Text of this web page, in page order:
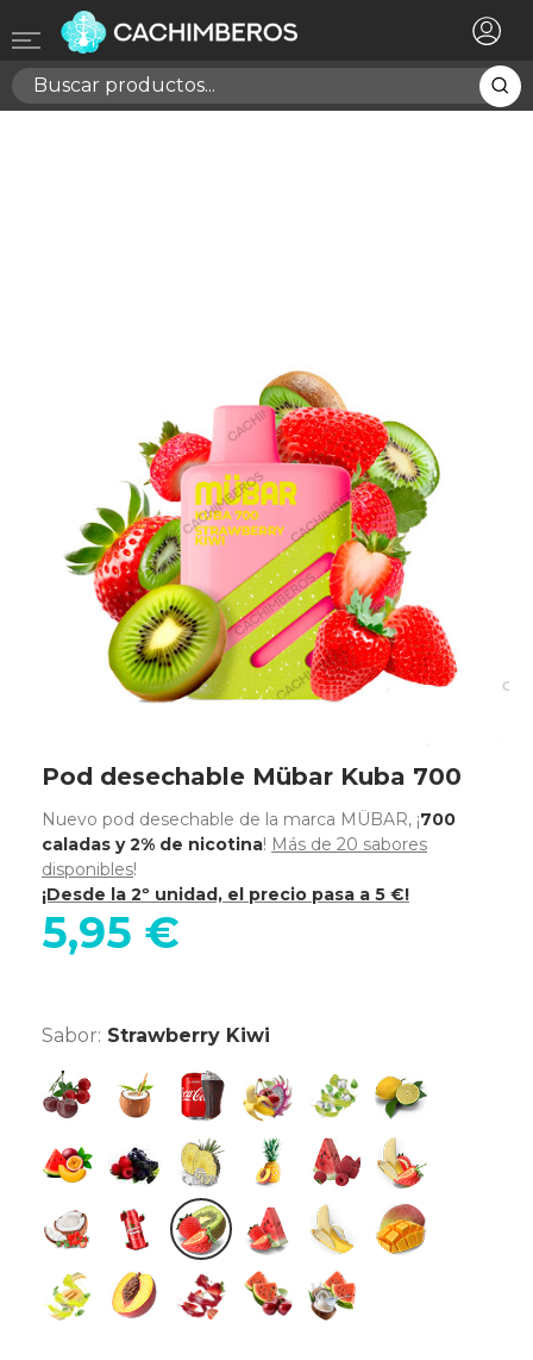
Pod desechable Mübar Kuba 700
Nuevo pod desechable de la marca MÜBAR, ¡700
caladas y 2% de nicotina! Más de 20 sabores
disponibles!
¡Desde la 2º unidad, el precio pasa a 5 €!
5,95 €
Sabor: Strawberry Kiwi
Cherry Cranberry
CocolocoCola IceDragonfruit Banana Cherry
Fresh MintLemon Lime
Love Mixed BerriesPineapple IcePineapple Peach
Raspberry Watermelon
Strawberry
Strawberry Coconut
Strawberry Energy Drink
Strawberry KiwiStrawberry Watermelon
Triple BananaTriple Mango
Triple MelonTriple PeachTriple Strawberry
Watermelon Cherry
Watermelon Coconut
Registrarse ×
Necesitas hacer login para guardar productos en tu